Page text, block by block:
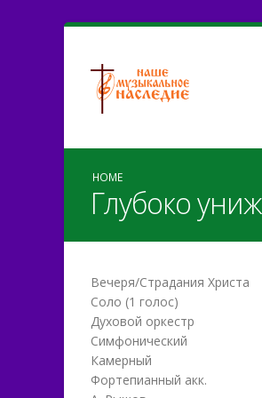
HOME
Глубоко
Вечеря/Страдания Христа
Соло (1 голос)
Духовой оркестр
Симфонический
Камерный
Фортепианный акк.